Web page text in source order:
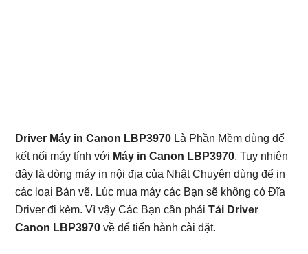
Driver Máy in Canon LBP3970 Là Phần Mềm dùng để
kết nối máy tính với Máy in Canon LBP3970. Tuy nhiên
đây là dòng máy in nội địa của Nhật Chuyên dùng để in
các loại Bản vẽ. Lúc mua máy các Bạn sẽ không có Đĩa
Driver đi kèm. Vì vậy Các Bạn cần phảiTải Driver
Canon LBP3970 về để tiến hành cài đặt.